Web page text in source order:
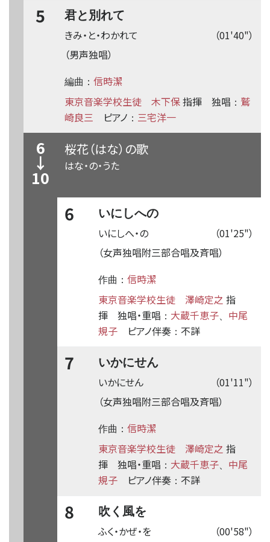
5 君と別れて
（01'40"）
きみ・と・わかれて
（男声独唱）
編曲： 信時潔
東京音楽学校生徒
木下保指揮 独唱 ： 鷲
崎良三
ピアノ ： 三宅洋一
6
↓
10
桜花（はな）の歌
はな・の・うた
6 いにしへの
（01'25"）
いにしへ・の
（女声独唱附三部合唱及斉唱）
作曲： 信時潔
東京音楽学校生徒
澤崎定之 指
揮
独唱・重唱 ： 大蔵千恵子
中尾
規子
ピアノ伴奏 ： 不詳
7 いかにせん
（01'11"）
いかにせん
（女声独唱附三部合唱及斉唱）
作曲： 信時潔
東京音楽学校生徒
澤崎定之 指
揮
独唱・重唱 ： 大蔵千恵子
中尾
規子
ピアノ伴奏 ： 不詳
8 吹く風を
（00'58"）
ふく・かぜ・を